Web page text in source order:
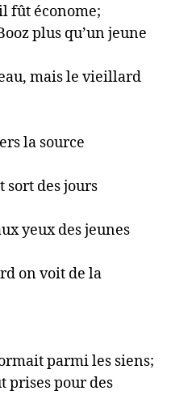
fût économe;
plus qu’un jeune
mais le vieillard
la source
sort des jours
yeux des jeunes
on voit de la
parmi les siens;
prises pour des